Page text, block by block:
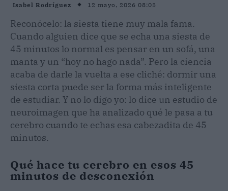
Isabel Rodríguez 12 mayo, 2026 08:05
Reconócelo: la siesta tiene muy mala fama.
Cuando alguien dice que se echa una siesta de
45 minutos lo normal es pensar en un sofá, una
manta y un “hoy no hago nada”. Pero la ciencia
acaba de darle la vuelta a ese cliché: dormir una
siesta corta puede ser la forma más inteligente
de estudiar. Y no lo digo yo: lo dice un estudio de
neuroimagen que ha analizado qué le pasa a tu
cerebro cuando te echas esa cabezadita de 45
minutos.
Qué hace tu cerebro en esos 45
minutos de desconexión